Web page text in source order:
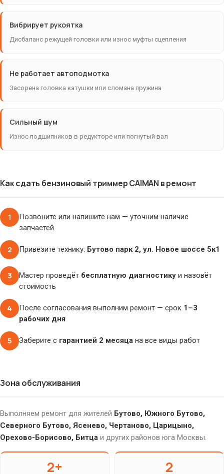
Вибрирует рукоятка
Дисбаланс режущей головки или износ муфты сцепления
Не работает автоподмотка
Засорена головка катушки или сломана пружина
Сильный шум
Износ подшипников в редукторе или погнутый вал
Как сдать бензиновый триммер CAIMAN в ремонт
1
Позвоните или напишите нам — уточним наличие
запчастей
2 Привезите технику: Бутово парк 2, ул. Новое шоссе 5к1
3 Мастер проведёт бесплатную диагностику и назовёт
стоимость
4 После согласования выполним ремонт — срок 1–3
рабочих дня
5 Заберите с гарантией 2 месяца на все виды работ
Зона обслуживания
Выполняем ремонт для жителей Бутово, Южного Бутово,
Северного Бутово, Ясенево, Чертаново, Царицыно,
Орехово-Борисово, Битца и других районов юга Москвы.
2+ 2